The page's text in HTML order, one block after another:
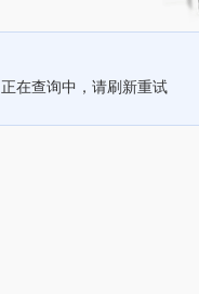
正在查询中，请刷新重试